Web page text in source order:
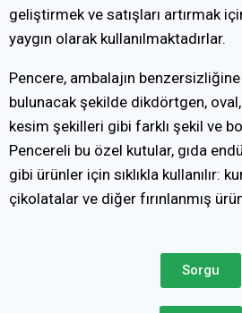
geliştirmek ve satışları artırmak
yaygın olarak kullanılmaktadırlar.
Pencere, ambalajın
bulunacak şekilde dikdörtgen,
kesim şekilleri gibi farklı şekil ve
Pencereli bu özel kutular, gıda
gibi ürünler için sıklıkla kullanılır:
çikolatalar ve diğer fırınlanmış
Sorgu